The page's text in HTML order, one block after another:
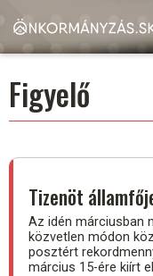
tartalomra
Main
navigation
Figyelő
Tizenöt
Az idén márciusban
közvetlen módon
posztért
március 15-ére kiírt